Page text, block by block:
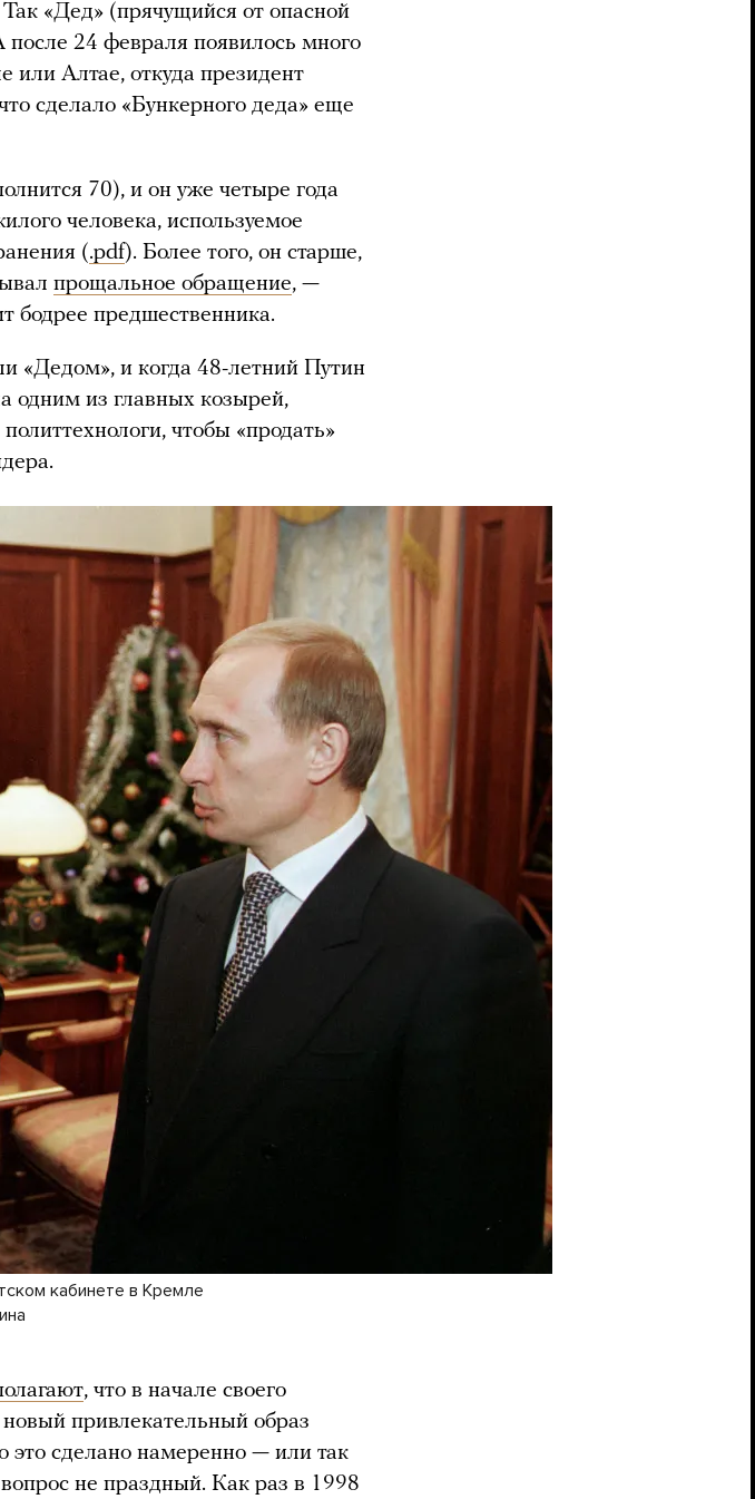
«Дед» (прячущийся от опасной
24 февраля появилось много
или Алтае, откуда президент
сделало «Бункерного деда» еще
70), и он уже четыре года
человека, используемое
(.pdf). Более того, он старше,
прощальное обращение, —
бодрее предшественника.
«Дедом», и когда 48-летний Путин
одним из главных козырей,
чтобы «продать»
кабинете в Кремле
, что в начале своего
привлекательный образ
это сделано намеренно — или так
не праздный. Как раз в 1998